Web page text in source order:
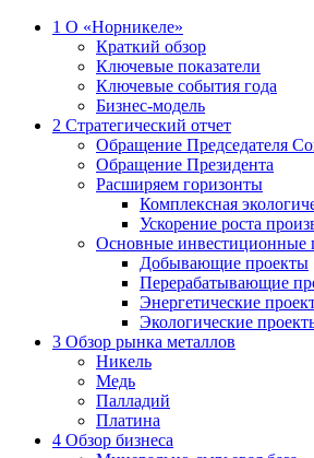
1 О «Норникеле»
Краткий обзор
Ключевые показатели
Ключевые события года
Бизнес-модель
2 Стратегический отчет
Обращение Председателя
Обращение Президента
Расширяем горизонты
Комплексная
Ускорение роста
Основные инвестиционные
Добывающие проекты
Перерабатывающие
Энергетические
Экологические
3 Обзор рынка металлов
Никель
Медь
Палладий
Платина
4 Обзор бизнеса